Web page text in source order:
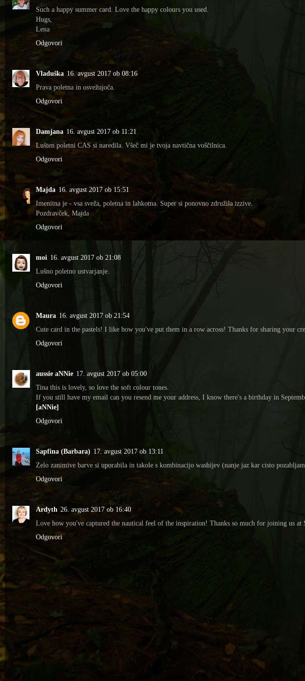
Such a happy summer card. Love the happy colours you used.
Hugs,
Lena
Odgovori
Vladuška 16. avgust 2017 ob 08:16
Prava poletna in osvežujoča.
Odgovori
Damjana 16. avgust 2017 ob 11:21
Lušten poletni CAS si naredila. Všeč mi je tvoja navtična voščilnica.
Odgovori
Majda 16. avgust 2017 ob 15:51
Imenitna je - vsa sveža, poletna in lahkotna. Super si ponovno združila izzive.
Pozdravček, Majda
Odgovori
moi 16. avgust 2017 ob 21:08
Lušno poletno ustvarjanje.
Odgovori
Maura 16. avgust 2017 ob 21:54
Cute card in the pastels! I like how you've put them in a row across! Thanks for sharing your
Odgovori
aussie aNNie 17. avgust 2017 ob 05:00
Tina this is lovely, so love the soft colour tones.
If you still have my email can you resend me your address, I know there's a birthday in
[aNNie]
Odgovori
Sapfina (Barbara) 17. avgust 2017 ob 13:11
Zelo zanimive barve si uporabila in takole s kombinacijo washijev (nanje jaz kar cisto
Odgovori
Ardyth 26. avgust 2017 ob 16:40
Love how you've captured the nautical feel of the inspiration! Thanks so much for joining us at
Odgovori